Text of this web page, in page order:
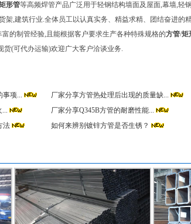
形管等高频焊管产品广泛用于轻钢结构墙面及屋面,幕墙,轻
架,建筑行业.全体员工以认真实务、精益求精、团结奋进的
的制管经验,且能根据客户要求生产各种特殊规格的方管/矩
货(可代办运输)欢迎广大客户洽谈业务.
事项...
厂家分享方管热处理后出现的质量缺...
...
厂家分享Q345B方管的耐磨性能...
法
如何来辨别镀锌方管是否生锈？